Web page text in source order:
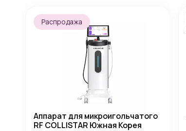
Распродажа
Аппарат для микроигольчатого
RF COLLISTAR Южная Корея